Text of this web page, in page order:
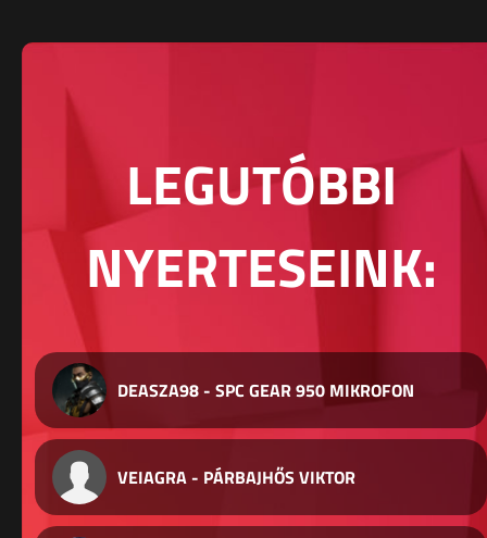
LEGUTÓBBI
NYERTESEINK:
DEASZA98 - SPC GEAR 950 MIKROFON
VEIAGRA - PÁRBAJHŐS VIKTOR